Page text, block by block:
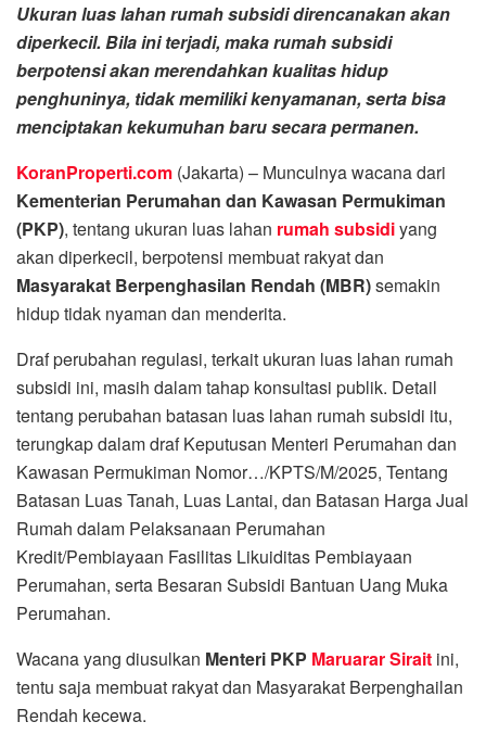
Ukuran luas lahan rumah subsidi direncanakan akan
diperkecil. Bila ini terjadi, maka rumah subsidi
berpotensi akan merendahkan kualitas hidup
penghuninya, tidak memiliki kenyamanan, serta bisa
menciptakan kekumuhan baru secara permanen.
KoranProperti.com (Jakarta) – Munculnya wacana dari
Kementerian Perumahan dan Kawasan Permukiman
(PKP), tentang ukuran luas lahan rumah subsidiyang
akan diperkecil, berpotensi membuat rakyat dan
Masyarakat Berpenghasilan Rendah (MBR)semakin
hidup tidak nyaman dan menderita.
Draf perubahan regulasi, terkait ukuran luas lahan rumah
subsidi ini, masih dalam tahap konsultasi publik. Detail
tentang perubahan batasan luas lahan rumah subsidi itu,
terungkap dalam draf Keputusan Menteri Perumahan dan
Kawasan Permukiman Nomor…/KPTS/M/2025, Tentang
Batasan Luas Tanah, Luas Lantai, dan Batasan Harga Jual
Rumah dalam Pelaksanaan Perumahan
Kredit/Pembiayaan Fasilitas Likuiditas Pembiayaan
Perumahan, serta Besaran Subsidi Bantuan Uang Muka
Perumahan.
Wacana yang diusulkan Menteri PKP Maruarar Sirait ini,
tentu saja membuat rakyat dan Masyarakat Berpenghailan
Rendah kecewa.